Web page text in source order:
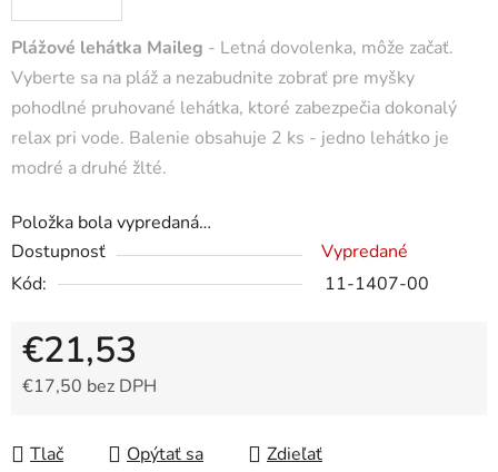
Plážové lehátka Maileg - Letná dovolenka, môže začať.
Vyberte sa na pláž a nezabudnite zobrať pre myšky
pohodlné pruhované lehátka, ktoré zabezpečia dokonalý
relax pri vode. Balenie obsahuje 2 ks - jedno lehátko je
modré a druhé žlté.
Položka bola vypredaná…
Dostupnosť
Vypredané
Kód:
11-1407-00
€21,53
€17,50 bez DPH
Tlač
Opýtať sa Zdieľať